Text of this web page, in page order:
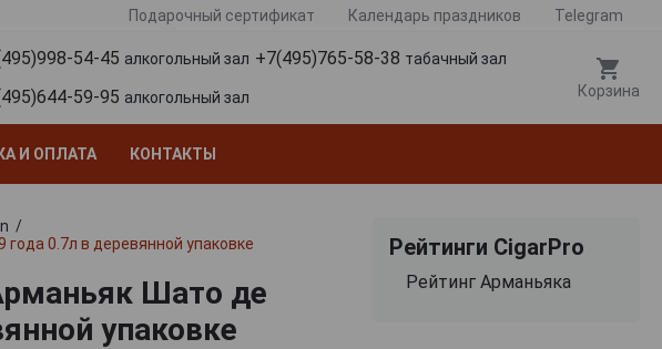
Подарочный сертификат Календарь праздников Telegram
54-45 алкогольный зал +7(495)765-58-38 табачный зал
59-95 алкогольный зал Корзина
И ОПЛАТА КОНТАКТЫ
0.7л в деревянной упаковке
Шато де
упаковке
Рейтинги CigarPro
Рейтинг Арманьяка